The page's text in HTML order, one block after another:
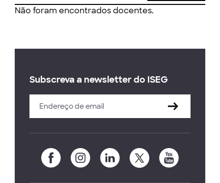
Não foram encontrados docentes.
Subscreva a newsletter do ISEG